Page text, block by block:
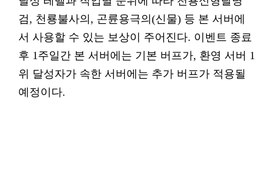
검, 천룡불사의, 곤륜용극의(신물) 등 본 서버에
서 사용할 수 있는 보상이 주어진다. 이벤트 종료
후 1주일간 본 서버에는 기본 버프가, 환영 서버 1
위 달성자가 속한 서버에는 추가 버프가 적용될
예정이다.